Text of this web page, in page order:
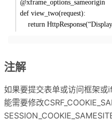
@xframe_options_sameorigin
def view_two(request):
return
注解
如果要提交表单或访问框架
能需要修改